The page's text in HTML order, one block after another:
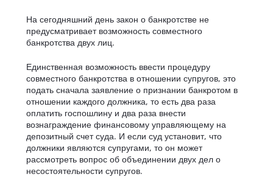
На сегодняшний день закон о банкротстве не
предусматривает возможность совместного
банкротства двух лиц.
Единственная возможность ввести процедуру
совместного банкротства в отношении супругов, это
подать сначала заявление о признании банкротом в
отношении каждого должника, то есть два раза
оплатить госпошлину и два раза внести
вознаграждение финансовому управляющему на
депозитный счет суда. И если суд установит, что
должники являются супругами, то он может
рассмотреть вопрос об объединении двух дел о
несостоятельности супругов.